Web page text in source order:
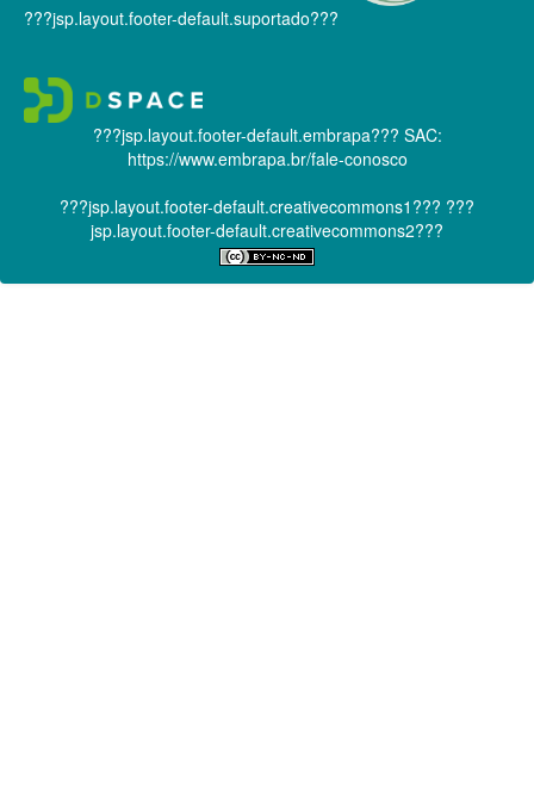
???jsp.layout.footer-default.suportado???
???jsp.layout.footer-default.embrapa??? SAC:
https://www.embrapa.br/fale-conosco
???jsp.layout.footer-default.creativecommons1??? ???
jsp.layout.footer-default.creativecommons2???